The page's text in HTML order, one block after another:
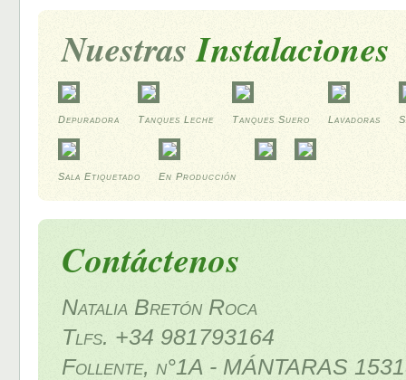
NuestrasInstalaciones
Depuradora Tanques Leche Tanques Suero Lavadoras
Sala Etiquetado En Producción
Contáctenos
Natalia Bretón Roca
Tlfs. +34 981793164
Follente, n°1A - MÁNTARAS